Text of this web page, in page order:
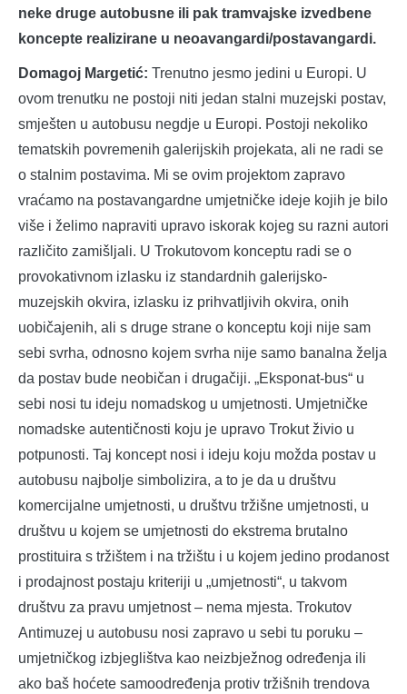
neke druge autobusne ili pak tramvajske izvedbene
koncepte realizirane u neoavangardi/postavangardi.
Domagoj Margetić: Trenutno jesmo jedini u Europi. U
ovom trenutku ne postoji niti jedan stalni muzejski postav,
smješten u autobusu negdje u Europi. Postoji nekoliko
tematskih povremenih galerijskih projekata, ali ne radi se
o stalnim postavima. Mi se ovim projektom zapravo
vraćamo na postavangardne umjetničke ideje kojih je bilo
više i želimo napraviti upravo iskorak kojeg su razni autori
različito zamišljali. U Trokutovom konceptu radi se o
provokativnom izlasku iz standardnih galerijsko-
muzejskih okvira, izlasku iz prihvatljivih okvira, onih
uobičajenih, ali s druge strane o konceptu koji nije sam
sebi svrha, odnosno kojem svrha nije samo banalna želja
da postav bude neobičan i drugačiji. „Eksponat-bus“ u
sebi nosi tu ideju nomadskog u umjetnosti. Umjetničke
nomadske autentičnosti koju je upravo Trokut živio u
potpunosti. Taj koncept nosi i ideju koju možda postav u
autobusu najbolje simbolizira, a to je da u društvu
komercijalne umjetnosti, u društvu tržišne umjetnosti, u
društvu u kojem se umjetnosti do ekstrema brutalno
prostituira s tržištem i na tržištu i u kojem jedino prodanost
i prodajnost postaju kriteriji u „umjetnosti“, u takvom
društvu za pravu umjetnost – nema mjesta. Trokutov
Antimuzej u autobusu nosi zapravo u sebi tu poruku –
umjetničkog izbjeglištva kao neizbježnog određenja ili
ako baš hoćete samoodređenja protiv tržišnih trendova